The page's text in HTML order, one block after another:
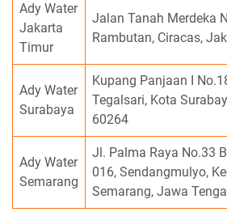
Ady Water
Jakarta
Timur
Jalan Tanah Merdeka
Rambutan, Ciracas,
Ady Water
Surabaya
Kupang Panjaan I
Tegalsari, Kota
60264
Ady Water
Semarang
Jl. Palma Raya No.33
016, Sendangmulyo,
Semarang, Jawa